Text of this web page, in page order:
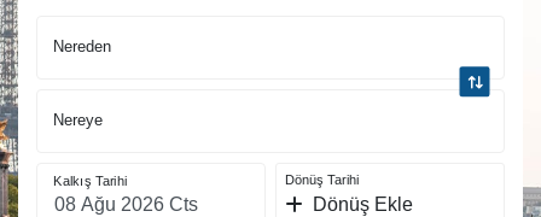
Nereden
Nereye
Kalkış Tarihi Dönüş Tarihi
Dönüş Ekle